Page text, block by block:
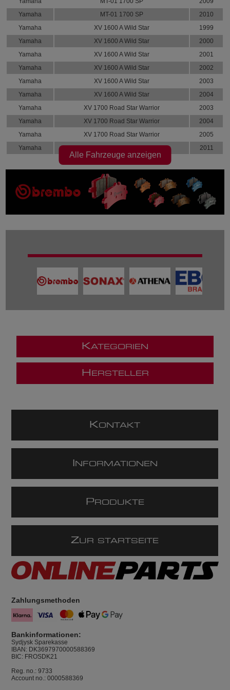
Yamaha
MT-01 1700 SP
2010
Yamaha
XV 1600 A Wild Star
1999
Yamaha
XV 1600 A Wild Star
2000
Yamaha
XV 1600 A Wild Star
2001
Yamaha
XV 1600 A Wild Star
2002
Yamaha
XV 1600 A Wild Star
2003
Yamaha
XV 1600 A Wild Star
2004
Yamaha
XV 1700 Road Star Warrior
2003
Yamaha
XV 1700 Road Star Warrior
2004
Yamaha
XV 1700 Road Star Warrior
2005
Yamaha
XV 1900 A Midnight Star 2011
Alle Fahrzeuge anzeigen
KATEGORIEN
H ERSTELLER
KONTAKT
NFORMATIONEN
P RODUKTE
ZUR STARTSEITE
Zahlungsmethoden
Bankinformationen:
Sydjysk Sparekasse
IBAN: DK3697970000588369
BIC: FROSDK21
Reg. no.: 9733
Account no.: 0000588369